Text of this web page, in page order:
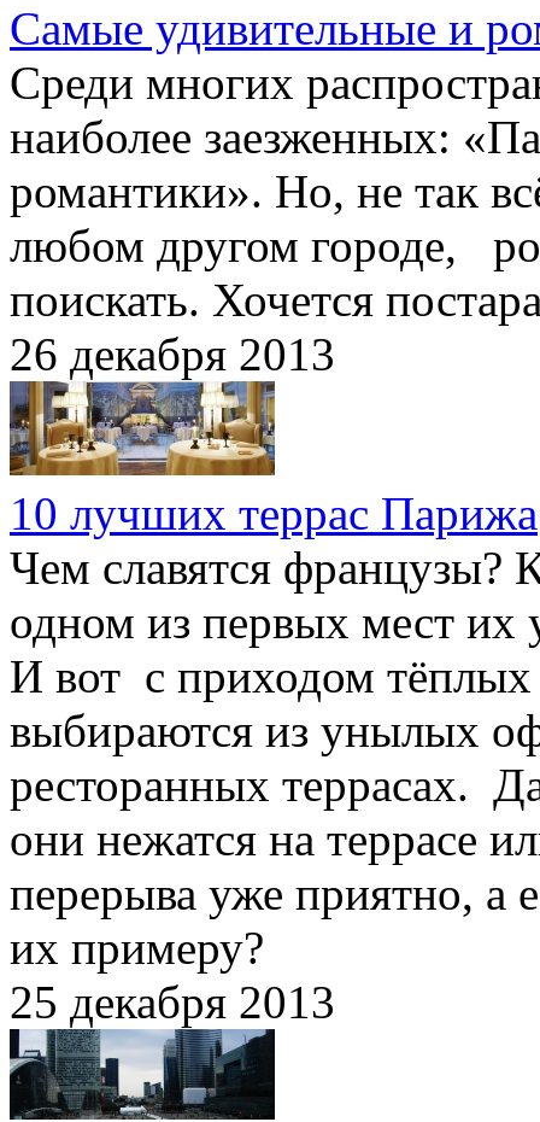
Самые удивительные и
Среди многих
наиболее заезженных:
романтики». Но, не так
любом другом городе,
поискать. Хочется
26 декабря 2013
10 лучших террас Парижа
Чем славятся французы?
одном из первых мест их
И вот с приходом
выбираются из унылых
ресторанных террасах.
они нежатся на террасе
перерыва уже приятно, а
их примеру?
25 декабря 2013